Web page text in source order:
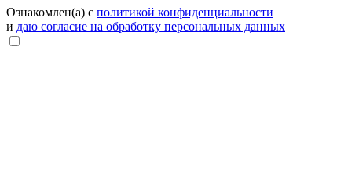
Ознакомлен(а) с политикой конфиденциальности
и даю согласие на обработку персональных данных